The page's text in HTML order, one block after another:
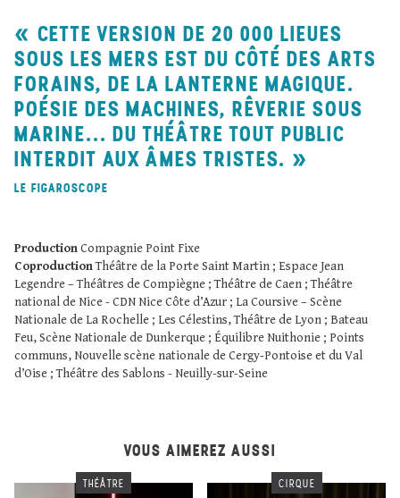
CETTE VERSION DE 20 000 LIEUES
SOUS LES MERS EST DU CÔTÉ DES ARTS
FORAINS, DE LA LANTERNE MAGIQUE.
POÉSIE DES MACHINES, RÊVERIE SOUS
MARINE... DU THÉÂTRE TOUT PUBLIC
INTERDIT AUX ÂMES TRISTES.
LE FIGAROSCOPE
ProductionCompagnie Point Fixe
CoproductionThéâtre de la Porte Saint Martin ; Espace Jean
Legendre – Théâtres de Compiègne ; Théâtre de Caen ; Théâtre
national de Nice - CDN Nice Côte d’Azur ; La Coursive – Scène
Nationale de La Rochelle ; Les Célestins, Théâtre de Lyon ; Bateau
Feu, Scène Nationale de Dunkerque ; Équilibre Nuithonie ; Points
communs, Nouvelle scène nationale de Cergy-Pontoise et du Val
d’Oise ; Théâtre des Sablons - Neuilly-sur-Seine
VOUS AIMEREZ AUSSI
THÉÂTRE CIRQUE